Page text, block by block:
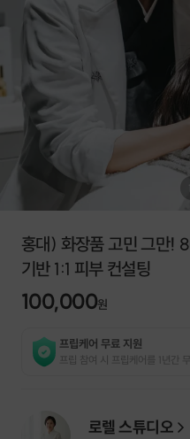
홍대) 화장품 고민 그만!
기반 1:1 피부 컨설팅
100,000원
프립케어 무료 지원
프립 참여 시 프립케어를 1년간
로렐 스튜디오